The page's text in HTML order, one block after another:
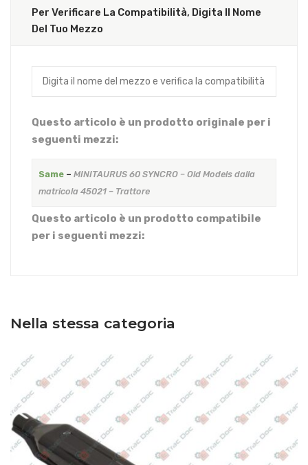
Per Verificare La Compatibilità, Digita Il Nome
Del Tuo Mezzo
Questo articolo è un prodotto originale per i
seguenti mezzi:
Same– MINITAURUS 60 SYNCRO – Old Models dalla
matricola 45021 – Trattore
Questo articolo è un prodotto compatibile
per i seguenti mezzi:
Nella stessa categoria